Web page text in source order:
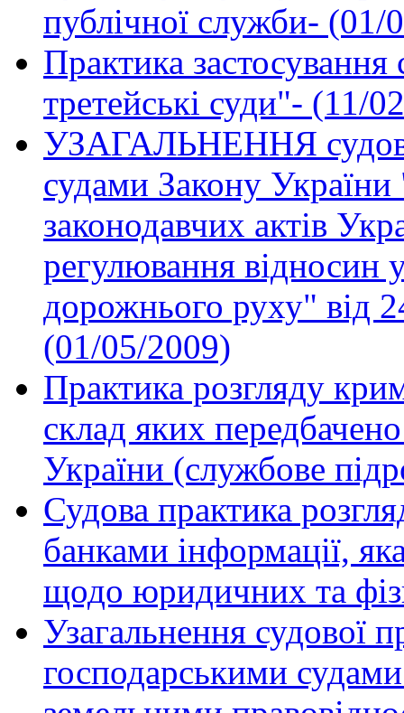
публічної служби- (01/
Практика
третейські суди"- (11/
УЗАГАЛЬНЕННЯ
судами Закону
законодавчих актів
регулювання відносин
дорожнього руху" від
(01/05/2009)
Практика розгляду
склад яких
України (службове
Судова практика
банками інформації,
щодо юридичних та
Узагальнення судової
господарськими